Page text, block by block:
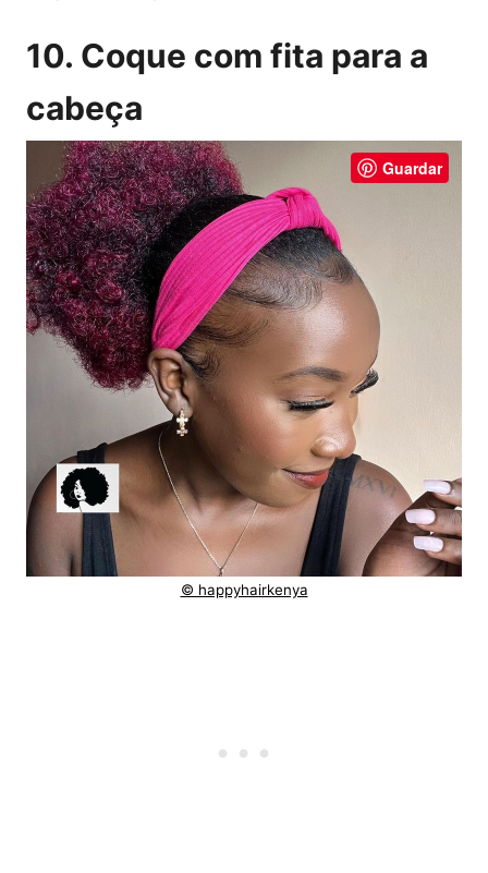
10. Coque com fita para a
cabeça
Guardar
© happyhairkenya